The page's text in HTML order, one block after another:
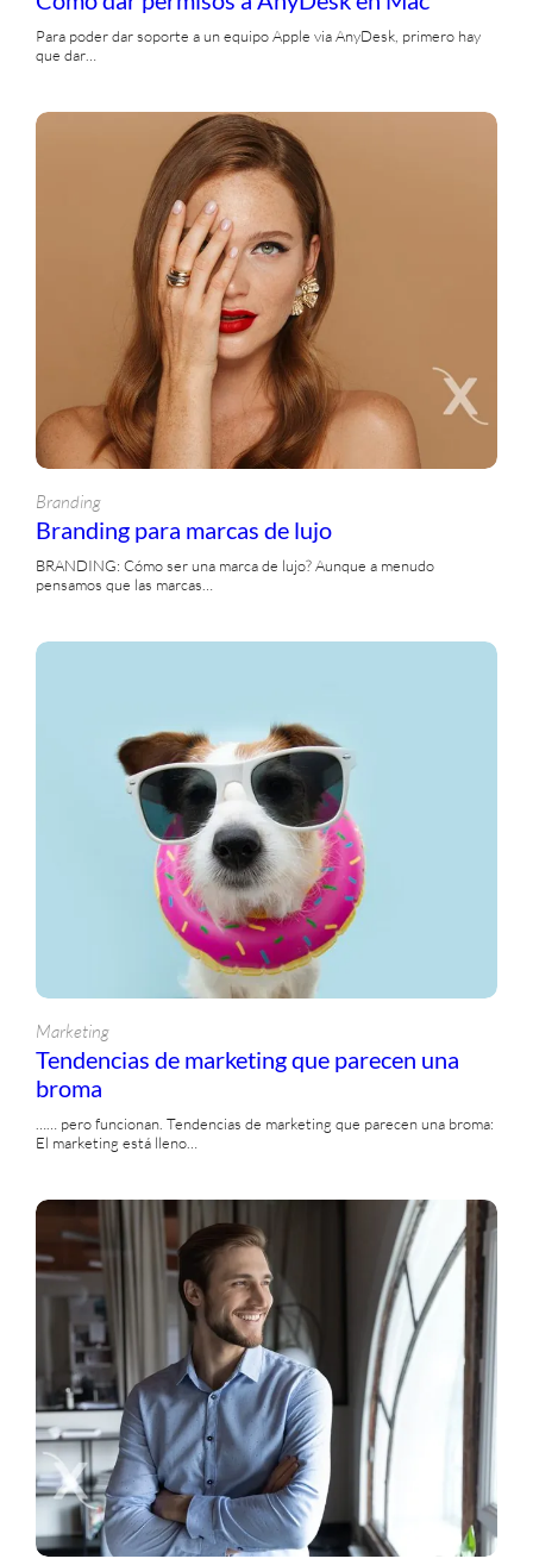
Para poder dar soporte a un equipo Apple via AnyDesk, primero hay
que dar…
Branding
Branding para marcas de lujo
BRANDING: Cómo ser una marca de lujo? Aunque a menudo
pensamos que las marcas…
Marketing
Tendencias de marketing que parecen una
broma
…… pero funcionan. Tendencias de marketing que parecen una broma:
El marketing está lleno…